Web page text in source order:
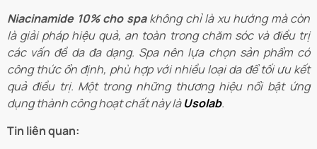
Niacinamide 10% cho spakhông chỉ là xu hướng mà còn
là giải pháp hiệu quả, an toàn trong chăm sóc và điều trị
các vấn đề da đa dạng. Spa nên lựa chọn sản phẩm có
công thức ổn định, phù hợp với nhiều loại da để tối ưu kết
quả điều trị. Một trong những thương hiệu nổi bật ứng
dụng thành công hoạt chất này làUsolab.
Tin liên quan: